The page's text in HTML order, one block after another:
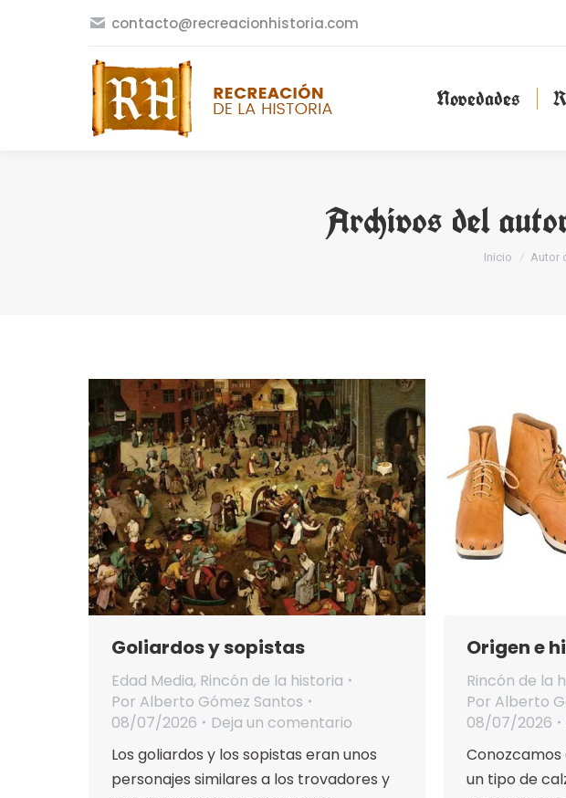
contacto@recreacionhistoria.com
Novedades
Archivos del
Estás aquí:
Inicio Autor
Goliardos y sopistas
Edad Media, Rincón de la historia
Por Alberto Gómez Santos
08/07/2026
Deja un comentario
Los goliardos y los sopistas eran unos
personajes similares a los trovadores y
Origen e
Rincón de la
Por Alberto
08/07/2026
Conozcamos
un tipo de
Novedades